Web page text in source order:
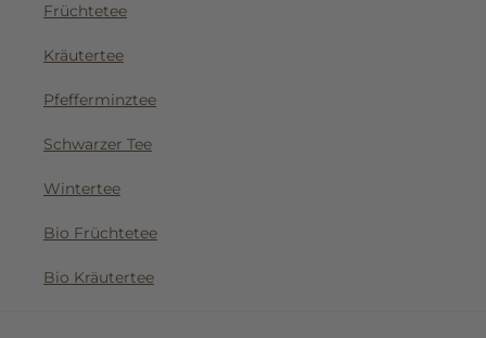
Früchtetee
Kräutertee
Pfefferminztee
Schwarzer Tee
Wintertee
Bio Früchtetee
Bio Kräutertee